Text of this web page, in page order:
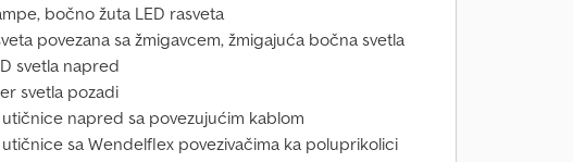
bočno žuta LED rasveta
povezana sa žmigavcem, žmigajuća bočna svetla
svetla napred
svetla pozadi
napred sa povezujućim kablom
sa Wendelflex povezivačima ka poluprikolici